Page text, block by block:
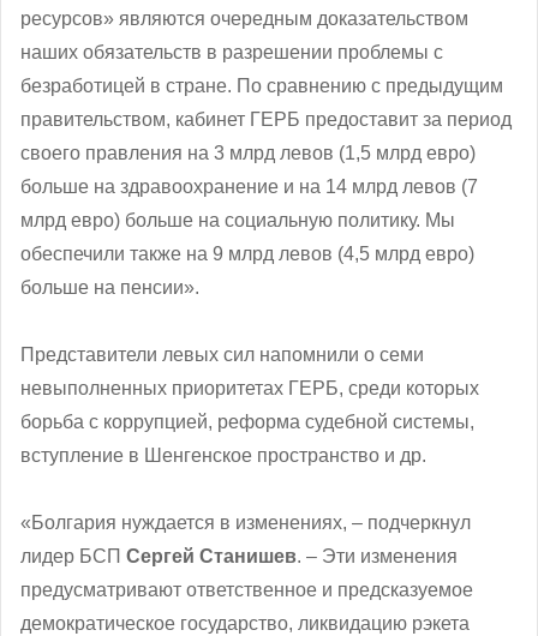
ресурсов» являются очередным доказательством
наших обязательств в разрешении проблемы с
безработицей в стране. По сравнению с предыдущим
правительством, кабинет ГЕРБ предоставит за период
своего правления на 3 млрд левов (1,5 млрд евро)
больше на здравоохранение и на 14 млрд левов (7
млрд евро) больше на социальную политику. Мы
обеспечили также на 9 млрд левов (4,5 млрд евро)
больше на пенсии».
Представители левых сил напомнили о семи
невыполненных приоритетах ГЕРБ, среди которых
борьба с коррупцией, реформа судебной системы,
вступление в Шенгенское пространство и др.
«Болгария нуждается в изменениях, – подчеркнул
лидер БСП Сергей Станишев. – Эти изменения
предусматривают ответственное и предсказуемое
демократическое государство, ликвидацию рэкета